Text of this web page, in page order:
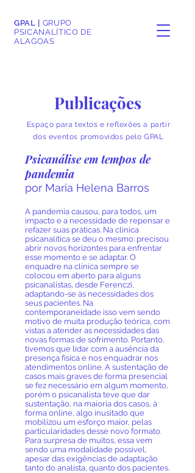
GPAL | GRUPO
PSICANALÍTICO DE
ALAGOAS
Publicações
Espaço para textos e reflexões a partir
dos eventos promovidos pelo GPAL
Psicanálise em tempos de
pandemia
por Maria Helena Barros
A pandemia causou, para todos, um
impacto e a necessidade de repensar e
refazer suas práticas. Na clínica
psicanalítica se deu o mesmo: precisou
abrir novos horizontes para enfrentar
esse momento e se adaptar. O
enquadre na clínica sempre se
colocou em aberto para alguns
psicanalistas, desde Ferenczi,
adaptando-se às necessidades dos
seus pacientes. Na
contemporaneidade isso vem sendo
motivo de muita produção teórica, com
vistas a atender as necessidades das
novas formas de sofrimento. Portanto,
tivemos que lidar com a ausência da
presença física e nos enquadrar nos
atendimentos online. A sustentação de
casos mais graves de forma presencial
se fez necessário em algum momento,
porém o psicanalista teve que dar
sustentação, na maioria dos casos, à
forma online, algo inusitado que
mobilizou um esforço maior, pelas
particularidades desse novo formato.
Para surpresa de muitos, essa vem
sendo uma modalidade possível,
apesar das exigências de adaptação
tanto do analista, quanto dos pacientes.